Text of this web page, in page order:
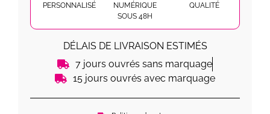
PERSONNALISÉ
NUMÉRIQUE
SOUS 48H
QUALITÉ
DÉLAIS DE LIVRAISON ESTIMÉS
7 jours ouvrés sans marquage
15 jours ouvrés avec marquage